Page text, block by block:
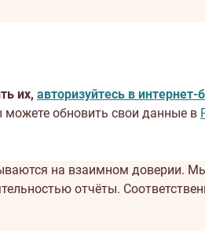
их, авторизуйтесь в интернет-
можете обновить свои данные в
на взаимном доверии.
отчёты.